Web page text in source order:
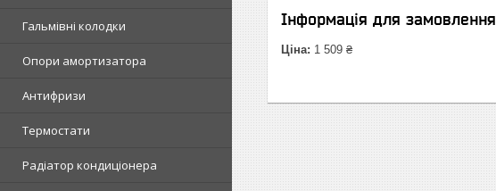
Гальмівні колодки
Опори амортизатора
Антифризи
Термостати
Радіатор кондиціонера
Інформація для замовлення
Ціна: 1 509 ₴